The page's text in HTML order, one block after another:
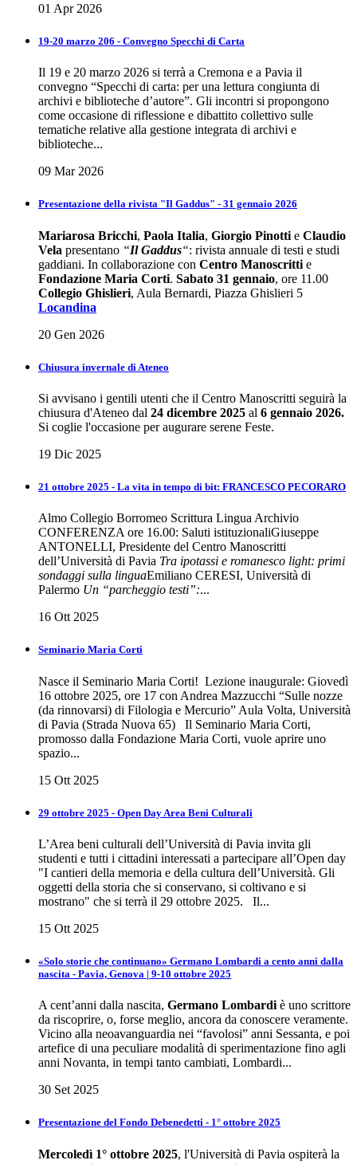
01 Apr 2026
19-20 marzo 206 - Convegno Specchi di Carta
Il 19 e 20 marzo 2026 si terrà a Cremona e a Pavia il
convegno “Specchi di carta: per una lettura congiunta di
archivi e biblioteche d’autore”. Gli incontri si propongono
come occasione di riflessione e dibattito collettivo sulle
tematiche relative alla gestione integrata di archivi e
biblioteche...
09 Mar 2026
Presentazione della rivista "Il Gaddus" - 31 gennaio 2026
Mariarosa Bricchi, Paola Italia, Giorgio Pinotti e Claudio
Vela presentano “Il Gaddus“: rivista annuale di testi e studi
gaddiani. In collaborazione con Centro Manoscritti e
Fondazione Maria Corti. Sabato 31 gennaio, ore 11.00
Collegio Ghislieri, Aula Bernardi, Piazza Ghislieri 5
Locandina
20 Gen 2026
Chiusura invernale di Ateneo
Si avvisano i gentili utenti che il Centro Manoscritti seguirà la
chiusura d'Ateneo dal 24 dicembre 2025 al 6 gennaio 2026.
Si coglie l'occasione per augurare serene Feste.
19 Dic 2025
21 ottobre 2025 - La vita in tempo di bit: FRANCESCO PECORARO
Almo Collegio Borromeo Scrittura Lingua Archivio
CONFERENZA ore 16.00: Saluti istituzionaliGiuseppe
ANTONELLI, Presidente del Centro Manoscritti
dell’Università di Pavia Tra ipotassi e romanesco light: primi
sondaggi sulla linguaEmiliano CERESI, Università di
Palermo Un “parcheggio testi”:...
16 Ott 2025
Seminario Maria Corti
Nasce il Seminario Maria Corti! Lezione inaugurale: Giovedì
16 ottobre 2025, ore 17 con Andrea Mazzucchi “Sulle nozze
(da rinnovarsi) di Filologia e Mercurio” Aula Volta, Università
di Pavia (Strada Nuova 65) Il Seminario Maria Corti,
promosso dalla Fondazione Maria Corti, vuole aprire uno
spazio...
15 Ott 2025
29 ottobre 2025 - Open Day Area Beni Culturali
L’Area beni culturali dell’Università di Pavia invita gli
studenti e tutti i cittadini interessati a partecipare all’Open day
"I cantieri della memoria e della cultura dell’Università. Gli
oggetti della storia che si conservano, si coltivano e si
mostrano" che si terrà il 29 ottobre 2025. Il...
15 Ott 2025
«Solo storie che continuano» Germano Lombardi a cento anni dalla
nascita - Pavia, Genova | 9-10 ottobre 2025
A cent’anni dalla nascita, Germano Lombardi è uno scrittore
da riscoprire, o, forse meglio, ancora da conoscere veramente.
Vicino alla neoavanguardia nei “favolosi” anni Sessanta, e poi
artefice di una peculiare modalità di sperimentazione fino agli
anni Novanta, in tempi tanto cambiati, Lombardi...
30 Set 2025
Presentazione del Fondo Debenedetti - 1° ottobre 2025
Mercoledì 1° ottobre 2025, l'Università di Pavia ospiterà la